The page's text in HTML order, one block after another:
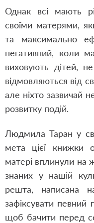
Однак всі мають
своїми матерями,
та максимально
негативний, коли
виховують дітей,
відмовляються від
але ніхто зазвичай
розвитку подій.
Людмила Таран у
мета цієї книжки
матері вплинули на
знаних у нашій
решта, написана
зафіксувати
щоб бачити перед